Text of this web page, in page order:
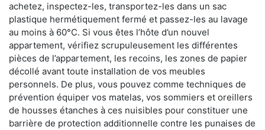
achetez, inspectez-les, transportez-les dans un sac
plastique hermétiquement fermé et passez-les au lavage
au moins à 60°C. Si vous êtes l’hôte d’un nouvel
appartement, vérifiez scrupuleusement les différentes
pièces de l’appartement, les recoins, les zones de papier
décollé avant toute installation de vos meubles
personnels. De plus, vous pouvez comme techniques de
prévention équiper vos matelas, vos sommiers et oreillers
de housses étanches à ces nuisibles pour constituer une
barrière de protection additionnelle contre les punaises de